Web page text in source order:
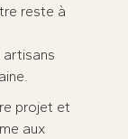
reste à
projet et
aux